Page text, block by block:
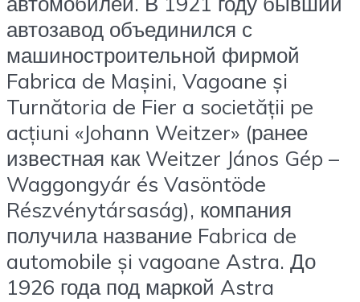
автозавод объединился с
машиностроительной фирмой
Fabrica de Mașini, Vagoane și
Turnătoria de Fier a societății pe
acțiuni «Johann Weitzer» (ранее
известная как Weitzer János Gép –
Waggongyár és Vasöntöde
Részvénytársaság), компания
получила название Fabrica de
automobile și vagoane Astra. До
1926 года под маркой Astra